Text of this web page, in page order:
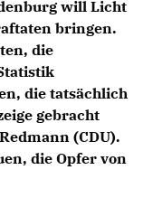
will Licht
bringen.
die
die tatsächlich
gebracht
(CDU).
die Opfer von